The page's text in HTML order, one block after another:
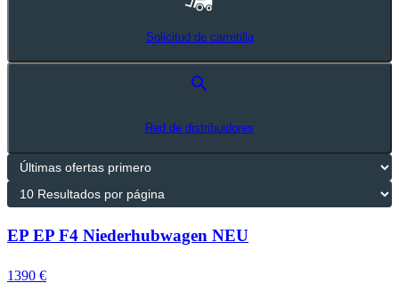
Solicitud de carretilla
search
Red de distribuidores
EP EP F4 Niederhubwagen NEU
1390 €